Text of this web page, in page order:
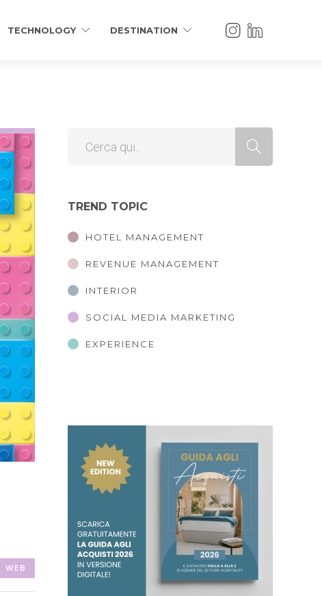
TECHNOLOGY DESTINATION
WEB
TREND TOPIC
HOTEL MANAGEMENT
REVENUE MANAGEMENT
INTERIOR
SOCIAL MEDIA MARKETING
EXPERIENCE